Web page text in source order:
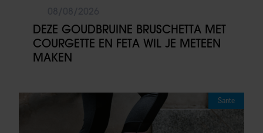
DEZE GOUDBRUINE BRUSCHETTA MET
COURGETTE EN FETA WIL JE METEEN
MAKEN
Sante